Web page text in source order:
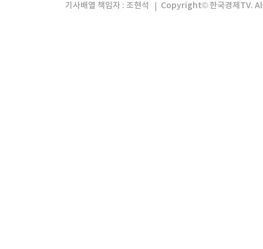
기사배열 책임자 : 조현석
Copyright© 한국경제TV.